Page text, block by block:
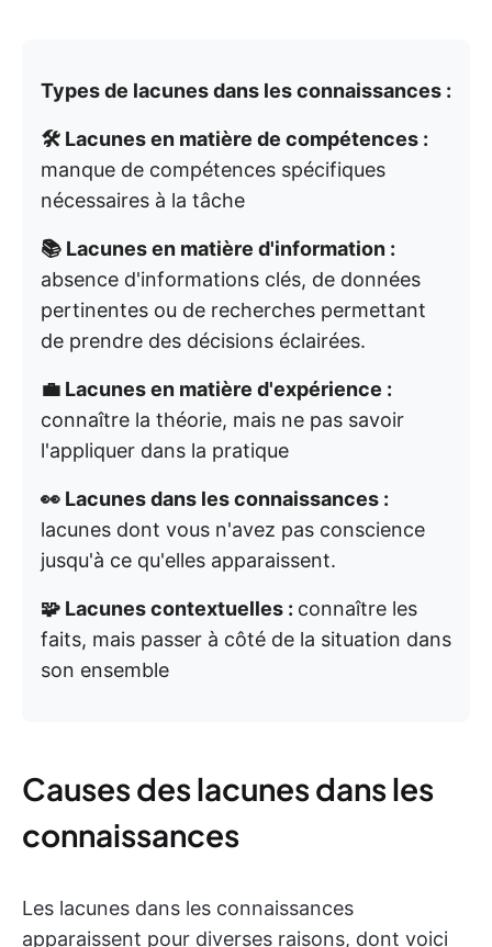
Types de lacunes dans les connaissances :
🛠️ Lacunes en matière de compétences :
manque de compétences spécifiques
nécessaires à la tâche
📚 Lacunes en matière d'information :
absence d'informations clés, de données
pertinentes ou de recherches permettant
de prendre des décisions éclairées.
💼 Lacunes en matière d'expérience :
connaître la théorie, mais ne pas savoir
l'appliquer dans la pratique
👀 Lacunes dans les connaissances :
lacunes dont vous n'avez pas conscience
jusqu'à ce qu'elles apparaissent.
🧩 Lacunes contextuelles : connaître les
faits, mais passer à côté de la situation dans
son ensemble
Causes des lacunes dans les
connaissances
Les lacunes dans les connaissances
apparaissent pour diverses raisons, dont voici